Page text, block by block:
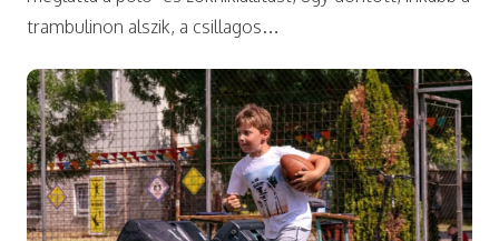
trambulinon alszik, a csillagos…